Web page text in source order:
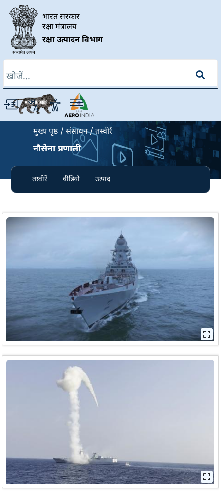
Skip to main content
भारत सरकार
रक्षा मंत्रालय
रक्षा उत्पादन विभाग
मुख्य पृष्ठ संसाधन तस्वीरें
नौसेना प्रणाली
तस्वीरें वीडियो उत्पाद